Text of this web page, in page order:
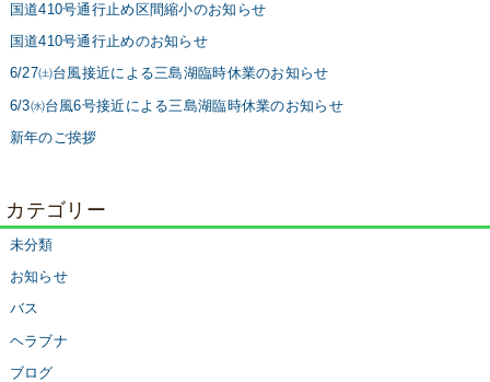
国道410号通行止め区間縮小のお知らせ
国道410号通行止めのお知らせ
6/27㈯台風接近による三島湖臨時休業のお知らせ
6/3㈬台風6号接近による三島湖臨時休業のお知らせ
新年のご挨拶
カテゴリー
未分類
お知らせ
バス
ヘラブナ
ブログ